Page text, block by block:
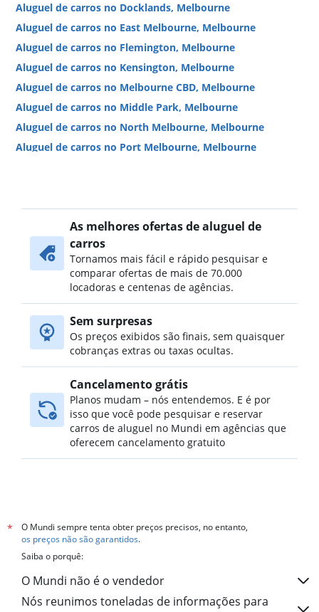
Aluguel de carros no Docklands, Melbourne
Aluguel de carros no East Melbourne, Melbourne
Aluguel de carros no Flemington, Melbourne
Aluguel de carros no Kensington, Melbourne
Aluguel de carros no Melbourne CBD, Melbourne
Aluguel de carros no Middle Park, Melbourne
Aluguel de carros no North Melbourne, Melbourne
Aluguel de carros no Port Melbourne, Melbourne
Aluguel de carros no South Yarra, Melbourne
Aluguel de carros no Southbank, Melbourne
Aluguel de carros no West Melbourne, Melbourne
As melhores ofertas de aluguel de
carros
Tornamos mais fácil e rápido pesquisar e
comparar ofertas de mais de 70.000
locadoras e centenas de agências.
Sem surpresas
Os preços exibidos são finais, sem quaisquer
cobranças extras ou taxas ocultas.
Cancelamento grátis
Planos mudam – nós entendemos. E é por
isso que você pode pesquisar e reservar
carros de aluguel no Mundi em agências que
oferecem cancelamento gratuito
*
O Mundi sempre tenta obter preços precisos, no entanto,
os preços não são garantidos.
Saiba o porquê:
O Mundi não é o vendedor
Nós reunimos toneladas de informações para